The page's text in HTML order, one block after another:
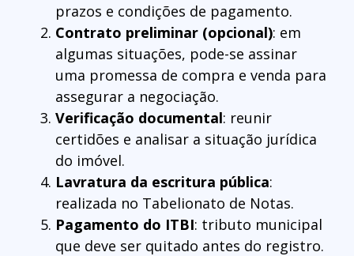
prazos e condições de pagamento.
Contrato preliminar (opcional): em
algumas situações, pode-se assinar
uma promessa de compra e venda para
assegurar a negociação.
Verificação documental: reunir
certidões e analisar a situação jurídica
do imóvel.
Lavratura da escritura pública:
realizada no Tabelionato de Notas.
Pagamento do ITBI: tributo municipal
que deve ser quitado antes do registro.